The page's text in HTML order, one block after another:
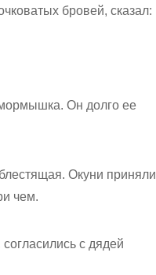
бровей, сказал:
мормышка. Он долго ее
Окуни приняли
чем.
с дядей